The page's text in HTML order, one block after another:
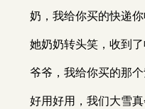
奶，我给你买的快递你
她奶奶转头笑，收到
爷爷，我给你买的那
好用好用，我们大雪真